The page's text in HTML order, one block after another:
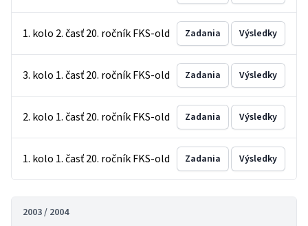
1. kolo 2. časť 20. ročník FKS-old Zadania Výsledky
3. kolo 1. časť 20. ročník FKS-old Zadania Výsledky
2. kolo 1. časť 20. ročník FKS-old Zadania Výsledky
1. kolo 1. časť 20. ročník FKS-old Zadania Výsledky
2003 / 2004